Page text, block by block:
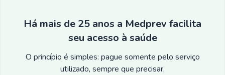
Há mais de 25 anos a Medprev facilita
seu acesso à saúde
O princípio é simples: pague somente pelo serviço
utilizado, sempre que precisar.